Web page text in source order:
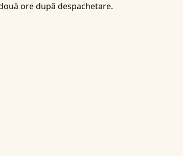
ore după despachetare.